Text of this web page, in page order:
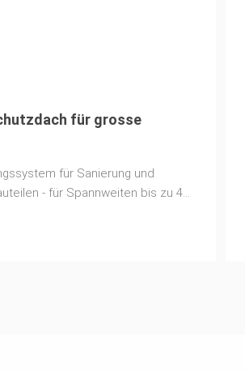
für grosse
für Sanierung und
- für Spannweiten bis zu 45